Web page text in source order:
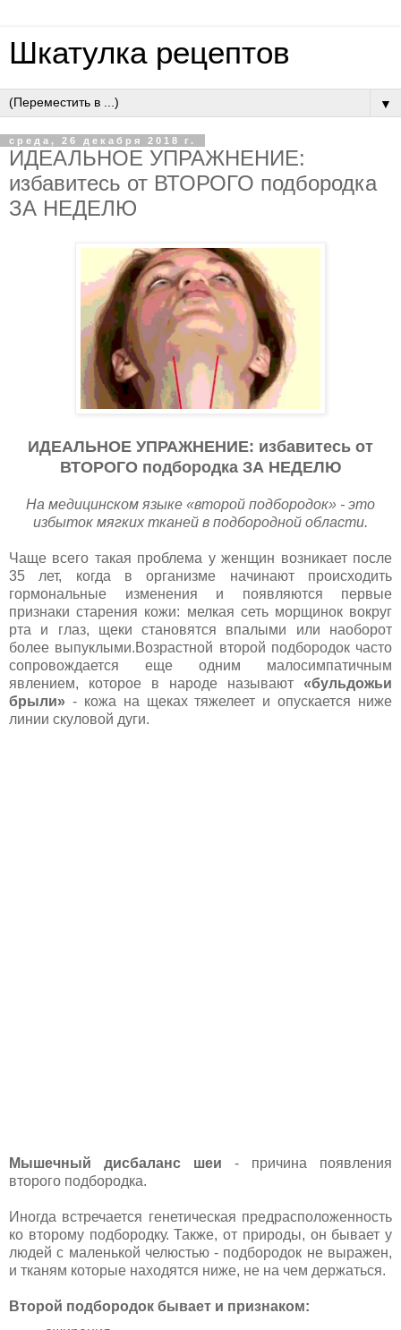
Шкатулка рецептов
▼
среда, 26 декабря 2018 г.
ИДЕАЛЬНОЕ УПРАЖНЕНИЕ:
избавитесь от ВТОРОГО подбородка
ЗА НЕДЕЛЮ
ИДЕАЛЬНОЕ УПРАЖНЕНИЕ: избавитесь от
ВТОРОГО подбородка ЗА НЕДЕЛЮ
На медицинском языке «второй подбородок» - это
избыток мягких тканей в подбородной области.
Чаще всего такая проблема у женщин возникает после
35 лет, когда в организме начинают происходить
гормональные изменения и появляются первые
признаки старения кожи: мелкая сеть морщинок вокруг
рта и глаз, щеки становятся впалыми или наоборот
более выпуклыми.Возрастной второй подбородок часто
сопровождается еще одним малосимпатичным
явлением, которое в народе называют «бульдожьи
брыли» - кожа на щеках тяжелеет и опускается ниже
линии скуловой дуги.
Мышечный дисбаланс шеи - причина появления
второго подбородка.
Иногда встречается генетическая предрасположенность
ко второму подбородку. Также, от природы, он бывает у
людей с маленькой челюстью - подбородок не выражен,
и тканям которые находятся ниже, не на чем держаться.
Второй подбородок бывает и признаком: